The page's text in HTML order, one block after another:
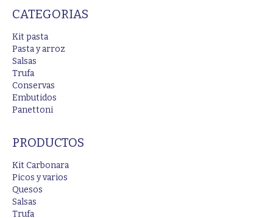
CATEGORIAS
Kit pasta
Pasta y arroz
Salsas
Trufa
Conservas
Embutidos
Panettoni
PRODUCTOS
Kit Carbonara
Picos y varios
Quesos
Salsas
Trufa